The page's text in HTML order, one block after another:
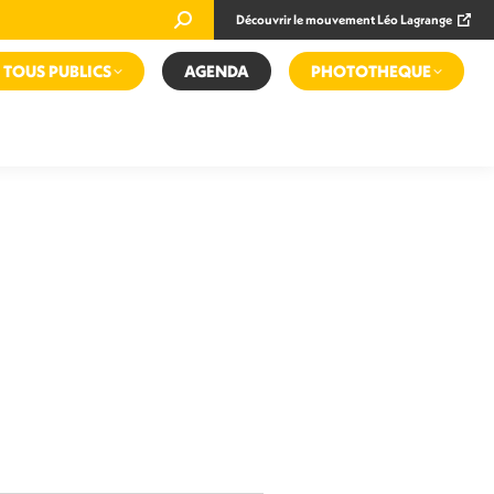
Recherche
:
Découvrir le mouvement Léo Lagrange
TOUS PUBLICS AGENDA PHOTOTHEQUE